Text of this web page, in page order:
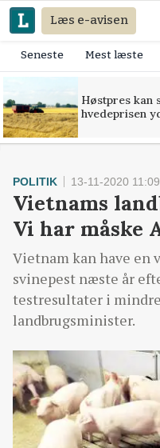
Læs e-avisen
Seneste Mest læste
Høstpres kan
hvedeprisen
POLITIK 13-11-2020 11:09
Vietnams
Vi har måske
Vietnam kan have en
svinepest næste år
testresultater i
landbrugsminister.